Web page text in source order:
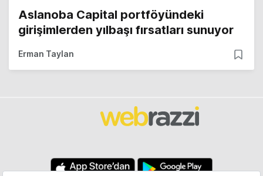
Aslanoba Capital portföyündeki
girişimlerden yılbaşı fırsatları sunuyor
Erman Taylan